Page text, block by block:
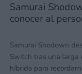
Samurai
conocer al
Samurai Shodown
Switch tras una larga
híbrida para